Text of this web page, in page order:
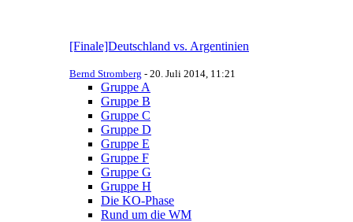
[Finale]Deutschland vs. Argentinien
Bernd Stromberg - 20. Juli 2014, 11:21
Gruppe A
Gruppe B
Gruppe C
Gruppe D
Gruppe E
Gruppe F
Gruppe G
Gruppe H
Die KO-Phase
Rund um die WM